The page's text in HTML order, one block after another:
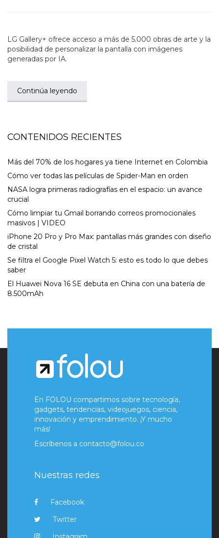
LG Gallery+ ofrece acceso a más de 5.000 obras de arte y la
posibilidad de personalizar la pantalla con imágenes
generadas por IA.
Continúa leyendo
CONTENIDOS RECIENTES
Más del 70% de los hogares ya tiene Internet en Colombia
Cómo ver todas las películas de Spider-Man en orden
NASA logra primeras radiografías en el espacio: un avance
crucial
Cómo limpiar tu Gmail borrando correos promocionales
masivos | VIDEO
iPhone 20 Pro y Pro Max: pantallas más grandes con diseño
de cristal
Se filtra el Google Pixel Watch 5: esto es todo lo que debes
saber
El Huawei Nova 16 SE debuta en China con una batería de
8.500mAh
En FOLOU compartimos sobre tecnología,
gadgets, tendencias, videojuegos, ciencia,
innovación y emprendimiento. ¡Y mucho
más!
Escríbenos a contacto@folou.co
Nuestras redes
Facebook
Twitter